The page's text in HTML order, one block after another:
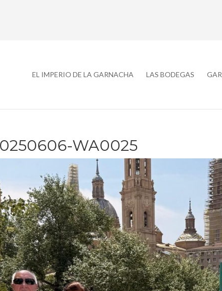
EL IMPERIO DE LA GARNACHA LAS BODEGAS
WA0025